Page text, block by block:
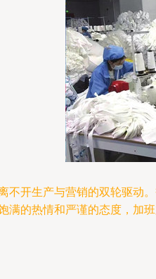
不开生产与营销的双轮驱动
满的热情和严谨的态度，加